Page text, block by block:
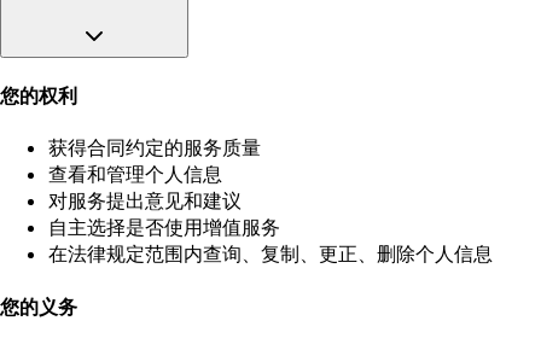
您的权利
获得合同约定的服务质量
查看和管理个人信息
对服务提出意见和建议
自主选择是否使用增值服务
在法律规定范围内查询、复制、更正、删除个人信息
您的义务